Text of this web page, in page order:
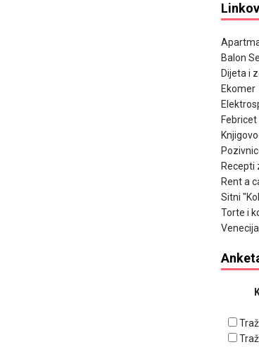
Balon
Dijeta i
Ekomer
Febricet
Recepti
Rent a
Sitni
Torte i